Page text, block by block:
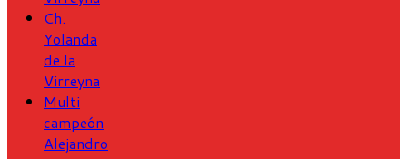
Ch.
Yolanda
de la
Virreyna
Multi
campeón
Alejandro